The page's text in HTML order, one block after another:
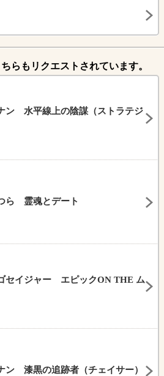
らもリクエストされています。
ン 水平線上の陰謀（ストラテジ
ら 霊魂とデート
セイジャー エピックON THE ム
ン 漆黒の追跡者（チェイサー）